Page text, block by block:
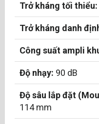
Trở kháng tối thiểu:
Trở kháng danh
Công suất ampli
Độ nhạy: 90 dB
Độ sâu lắp đặt
114 mm